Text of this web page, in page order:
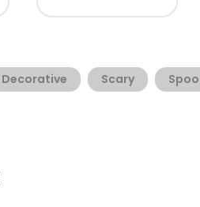
Decorative Scary